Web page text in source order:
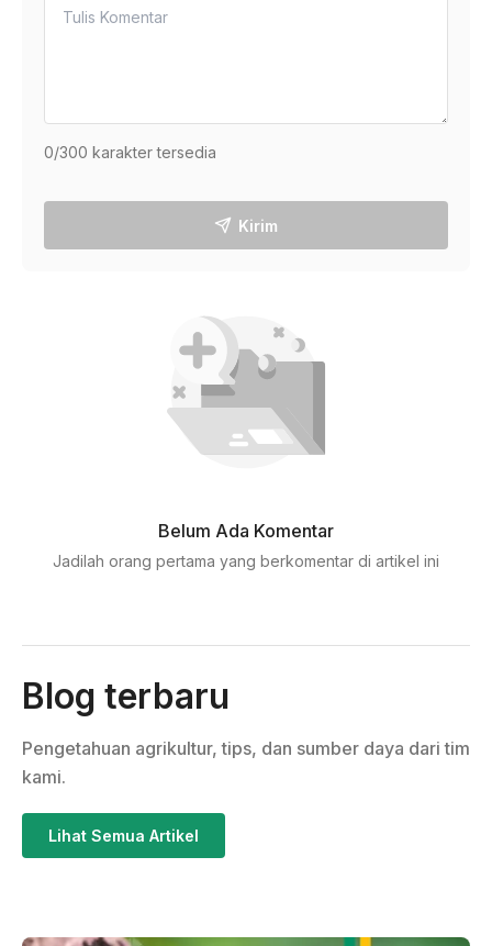
0/300 karakter tersedia
Kirim
Belum Ada Komentar
Jadilah orang pertama yang berkomentar di artikel ini
Blog terbaru
Pengetahuan agrikultur, tips, dan sumber daya dari tim
kami.
Lihat Semua Artikel